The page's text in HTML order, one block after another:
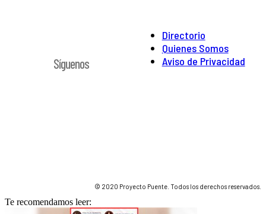
Directorio
Quienes Somos
Aviso de Privacidad
Síguenos
© 2020 Proyecto Puente. Todos los derechos reservados.
Te recomendamos leer: